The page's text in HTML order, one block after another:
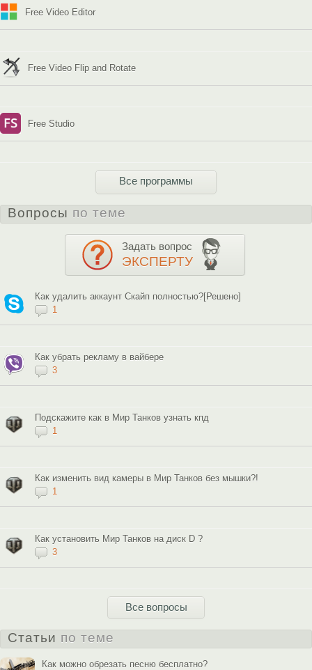
Free Video Editor
Free Video Flip and Rotate
Free Studio
Все программы
Вопросы по теме
Задать вопрос
ЭКСПЕРТУ
Как удалить аккаунт Скайп полностью?[Решено]
1
Как убрать рекламу в вайбере
3
Подскажите как в Мир Танков узнать кпд
1
Как изменить вид камеры в Мир Танков без мышки?!
1
Как установить Мир Танков на диск D ?
3
Все вопросы
Статьи по теме
Как можно обрезать песню бесплатно?